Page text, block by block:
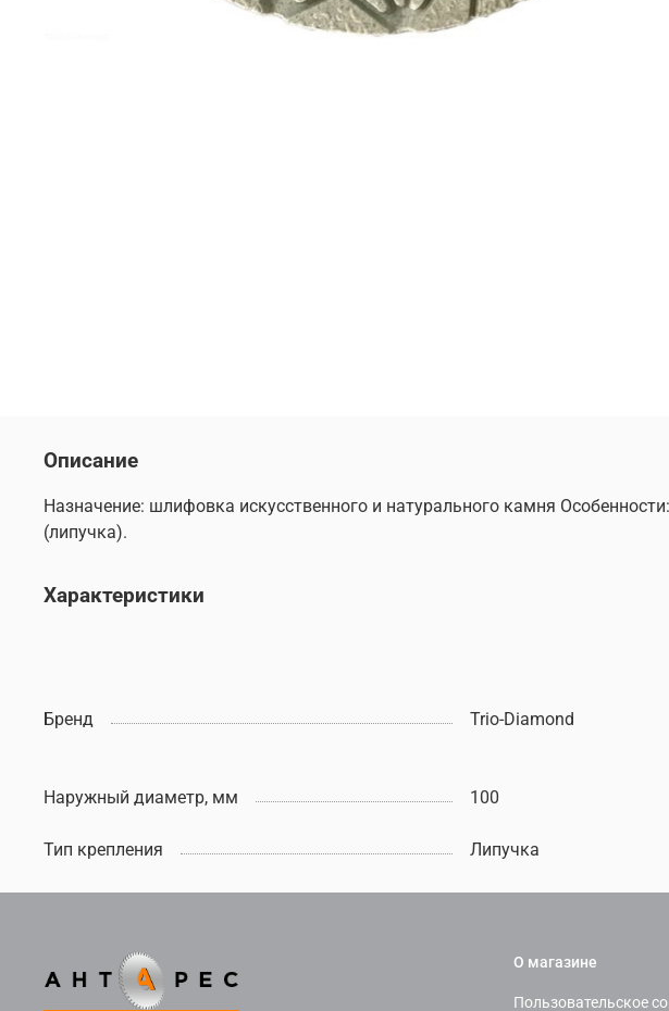
Описание
Назначение: шлифовка искусственного и натурального камня
(липучка).
Характеристики
Бренд Trio-Diamond
Наружный диаметр, мм 100
Тип крепления Липучка
О магазине
Пользовательское